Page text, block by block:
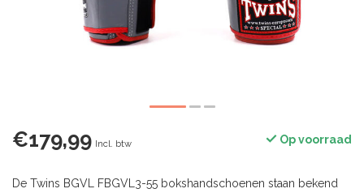
€179,99 Incl. btw Op voorraad
De Twins BGVL FBGVL3-55 bokshandschoenen staan bekend